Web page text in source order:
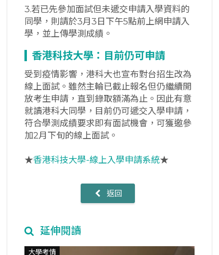
3.若已先參加面試但未遞交申請入學資料的
同學，則請於3月3日下午5點前上網申請入
學，並上傳學測成績。
香港科技大學：目前仍可申請
受到疫情影響，港科大也宣布對台招生改為
線上面試。雖然主輪已截止報名但仍繼續開
放考生申請，直到錄取額滿為止。因此有意
就讀港科大同學，目前仍可遞交入學申請，
符合學測成績要求即有面試機會，可獲邀參
加2月下旬的線上面試。
★香港科技大學-線上入學申請系統★
返回
延伸閱讀
大學考情